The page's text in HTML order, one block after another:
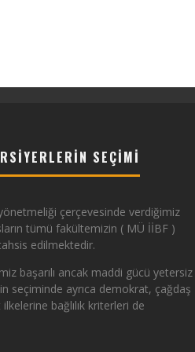
SEÇIMI
çerçevesinde verdiğimiz
tümü fakültemizin ( MÜ İİBF )
edilmektedir.
başarılı ancak maddi gücü yetersiz
seçiminde ayrıca demokrat, çağdaş
bağlılık kriterleri de